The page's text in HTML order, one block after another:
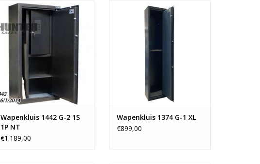
- 125x60 cm
- Ruimte voor 2 geweren
- 1 binnenkluis
- Vanaf 90 kg
Wapenkluis 1442 G-2 1S
1P NT
€1.189,00
- 175x38x28 cm
- Ruimte voor 6 geweren
- Vanaf 78 kg
TOEVOEGEN AAN WINKELWAGEN
Wapenkluis 1374 G-1 XL
€899,00